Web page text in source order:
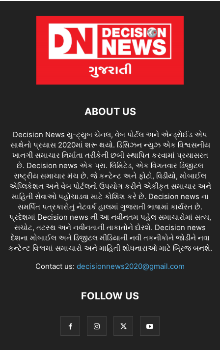
ABOUT US
Decision News યુ-ટ્યુબ ચેનલ, વેબ પોર્ટલ અને એન્ડ્રોઈડ એપ
સાથેનો પ્રયાસ 2020માં શરૂ થયો. ડિસિઝન ન્યુઝ એક વિશ્વસનીય
ખાનગી સમાચાર નિર્માતા તરીકેની છબી સ્થાપિત કરવામાં પ્રયાસરત
છે. Decision news એક પ્રા. લિમિટેડ, એક વિગતવાર ડિજીટલ
રાષ્ટ્રીય સમાચાર મંચ છે. જે કન્ટેન્ટ અને ફોટો, વિડીયો, મોબાઈલ
એપ્લિકેશન અને વેબ પોર્ટલનો ઉપયોગ કરીને એકીકૃત સમાચાર અને
માહિતી સેવાઓ પહોંચાડવા માટે કોશિશ કરે છે. Decision news ના
સમર્પિત પત્રકારોનું નેટવર્ક હાલમાં ગુજરાતી ભાષામાં કાર્યરત છે.
પ્રદેશમાં Decision news ની આ નવીનતમ પહેલ સમાચારોમાં સત્ય,
સચોટ, તટસ્થ અને નવીનતાની તાકાતોને દોરશે. Decision news
દેશના મોબાઈલ અને ડિજીટલ મીડિયાની નવી તકનીકોને જોડીને નવા
કન્ટેન્ટ વિશ્વમાં સમાચારો અને માહિતી શોધનારાઓ માટે બ્રિજ બનશે.
Contact us: decisionnews2020@gmail.com
FOLLOW US